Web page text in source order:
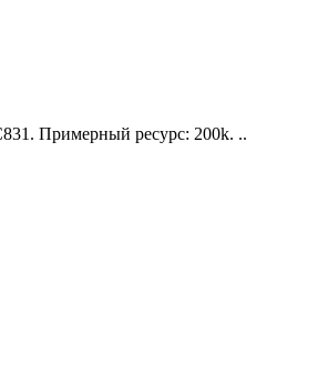
Примерный ресурс: 200k. ..